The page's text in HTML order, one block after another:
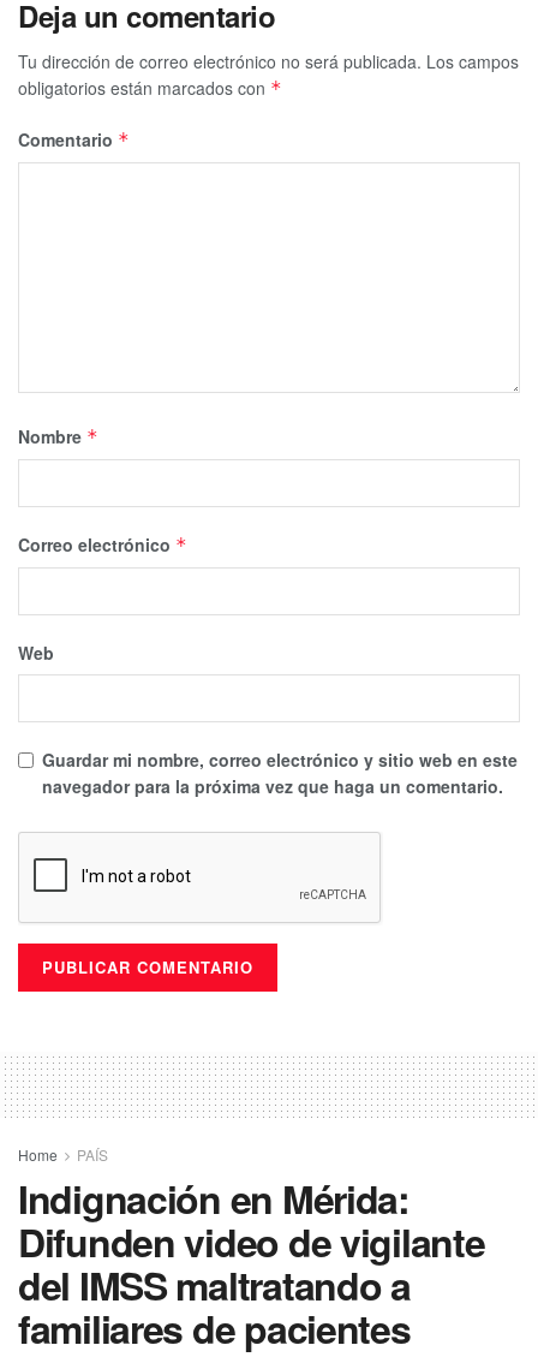
Deja un comentario
Tu dirección de correo electrónico no será publicada. Los campos
obligatorios están marcados con *
Comentario *
Nombre *
Correo electrónico *
Web
Guardar mi nombre, correo electrónico y sitio web en este
navegador para la próxima vez que haga un comentario.
Home PAÍS
Indignación en Mérida:
Difunden video de vigilante
del IMSS maltratando a
familiares de pacientes